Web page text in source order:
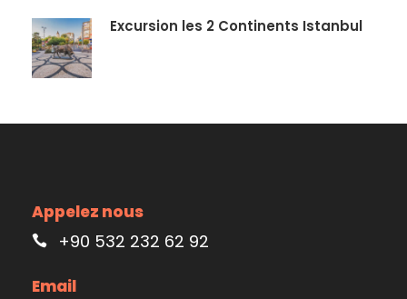
Excursion les 2 Continents Istanbul
Appelez nous
+90 532 232 62 92
Email